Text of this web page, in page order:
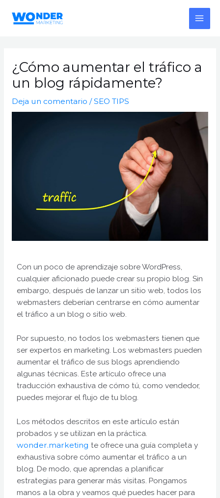
¿Cómo aumentar el tráfico a
un blog rápidamente?
Deja un comentario /SEO TIPS
Con un poco de aprendizaje sobre WordPress,
cualquier aficionado puede crear su propio blog. Sin
embargo, después de lanzar un sitio web, todos los
webmasters deberían centrarse en cómo aumentar
el tráfico a un blog o sitio web.
Por supuesto, no todos los webmasters tienen que
ser expertos en marketing. Los webmasters pueden
aumentar el tráfico de sus blogs aprendiendo
algunas técnicas. Este artículo ofrece una
traducción exhaustiva de cómo tú, como vendedor,
puedes mejorar el flujo de tu blog.
Los métodos descritos en este artículo están
probados y se utilizan en la práctica.
wonder.marketing te ofrece una guía completa y
exhaustiva sobre cómo aumentar el tráfico a un
blog. De modo, que aprendas a planificar
estrategias para generar más visitas. Pongamos
manos a la obra y veamos qué puedes hacer para